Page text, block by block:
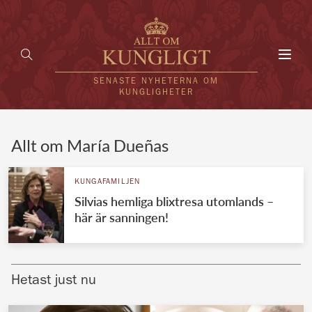
SENASTE NYHETERNA OM
KUNGLIGHETER
UTLÄNDSKT
VÄRLDENS KUNGAHUS
Brittiska kungahuset
Allt om María Dueñas
KUNGAFAMILJEN
Silvias hemliga blixtresa utomlands –
här är sanningen!
Hetast just nu